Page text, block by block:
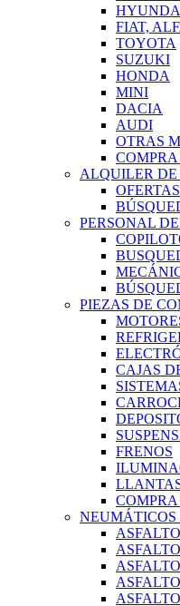
FIAT,
TOYOTA
SUZUKI
HONDA
MINI
DACIA
AUDI
OTRAS
ALQUILER DE
OFERTAS
PERSONAL
PIEZAS DE
CAJAS
FRENOS
NEUMÁTICOS